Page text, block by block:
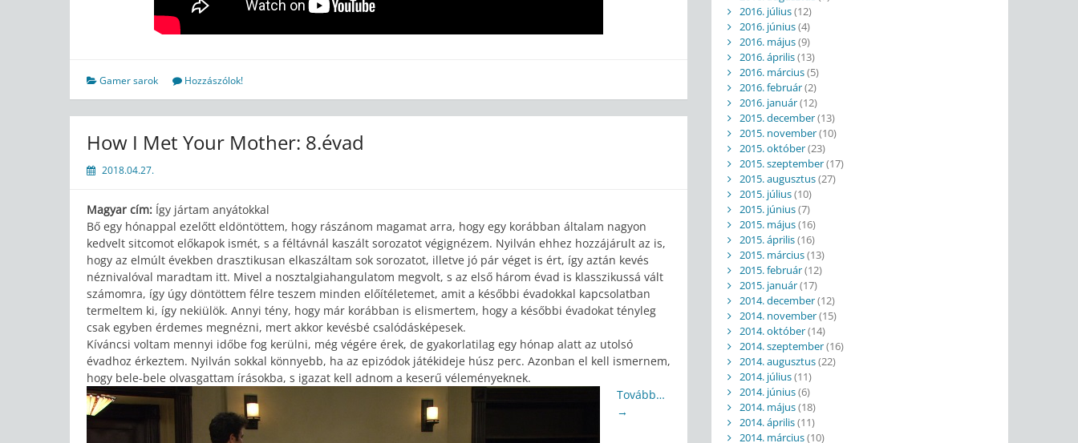
Gamer sarok Hozzászólok!
How I Met Your Mother: 8.évad
2018.04.27.
Magyar cím: Így jártam anyátokkal
Bő egy hónappal ezelőtt eldöntöttem, hogy rászánom magamat arra, hogy egy korábban általam nagyon
kedvelt sitcomot előkapok ismét, s a féltávnál kaszált sorozatot végignézem. Nyilván ehhez hozzájárult az is,
hogy az elmúlt években drasztikusan elkaszáltam sok sorozatot, illetve jó pár véget is ért, így aztán kevés
néznivalóval maradtam itt. Mivel a nosztalgiahangulatom megvolt, s az első három évad is klasszikussá vált
számomra, így úgy döntöttem félre teszem minden előítéletemet, amit a későbbi évadokkal kapcsolatban
termeltem ki, így nekiülök. Annyi tény, hogy már korábban is elismertem, hogy a későbbi évadokat tényleg
csak egyben érdemes megnézni, mert akkor kevésbé csalódásképesek.
Kíváncsi voltam mennyi időbe fog kerülni, még végére érek, de gyakorlatilag egy hónap alatt az utolsó
évadhoz érkeztem. Nyilván sokkal könnyebb, ha az epizódok játékideje húsz perc. Azonban el kell ismernem,
hogy bele-bele olvasgattam írásokba, s igazat kell adnom a keserű véleményeknek.
Tovább…
→
2016. július(12)
2016. június(4)
2016. május(9)
2016. április(13)
2016. március(5)
2016. február(2)
2016. január(12)
2015. december(13)
2015. november(10)
2015. október(23)
2015. szeptember(17)
2015. augusztus(27)
2015. július(10)
2015. június(7)
2015. május(16)
2015. április(16)
2015. március(13)
2015. február(12)
2015. január(17)
2014. december(12)
2014. november(15)
2014. október(14)
2014. szeptember(16)
2014. augusztus(22)
2014. július(11)
2014. június(6)
2014. május(18)
2014. április(11)
2014. március(10)